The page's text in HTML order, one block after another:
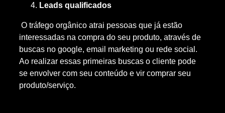
Leads qualificados
O tráfego orgânico atrai pessoas que já estão
interessadas na compra do seu produto, através de
buscas no google, email marketing ou rede social.
Ao realizar essas primeiras buscas o cliente pode
se envolver com seu conteúdo e vir comprar seu
produto/serviço.